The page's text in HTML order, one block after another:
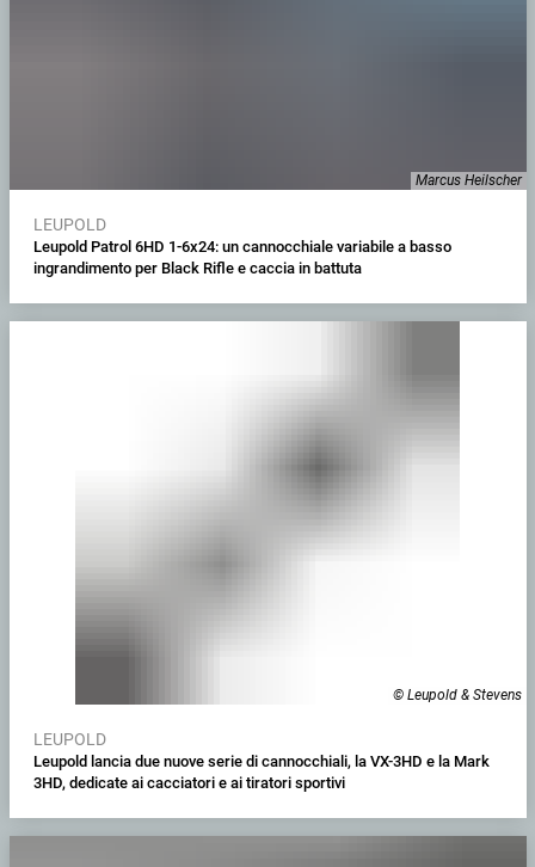
Marcus Heilscher
LEUPOLD
Leupold Patrol 6HD 1-6x24: un cannocchiale variabile a basso
ingrandimento per Black Rifle e caccia in battuta
© Leupold & Stevens
LEUPOLD
Leupold lancia due nuove serie di cannocchiali, la VX-3HD e la Mark
3HD, dedicate ai cacciatori e ai tiratori sportivi